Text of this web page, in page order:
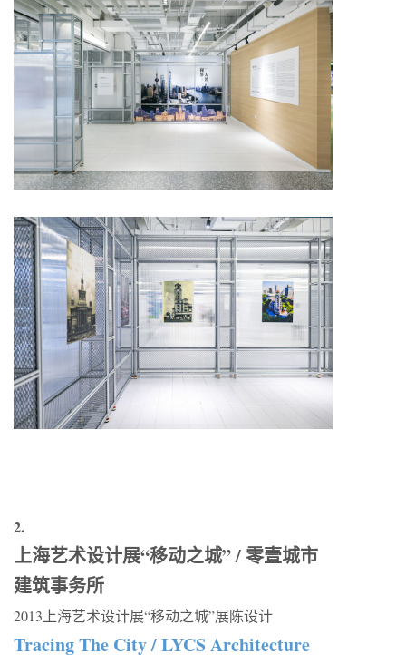
2.
上海艺术设计展“移动之城” / 零壹城市
建筑事务所
2013上海艺术设计展“移动之城”展陈设计
Tracing The City / LYCS Architecture